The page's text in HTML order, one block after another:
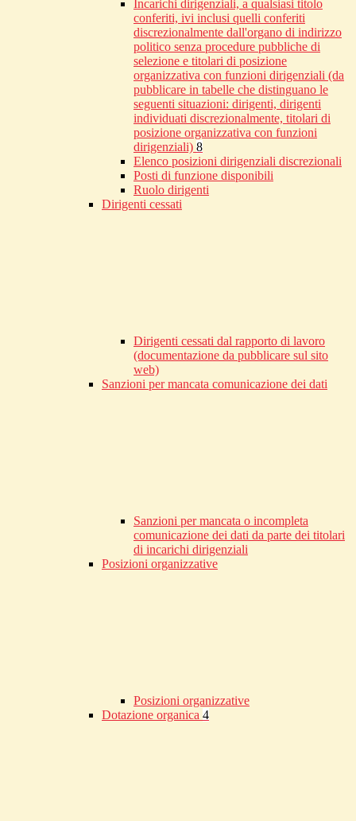
Incarichi dirigenziali, a qualsiasi titolo
conferiti, ivi inclusi quelli conferiti
discrezionalmente dall'organo di indirizzo
politico senza procedure pubbliche di
selezione e titolari di posizione
organizzativa con funzioni dirigenziali (da
pubblicare in tabelle che distinguano le
seguenti situazioni: dirigenti, dirigenti
individuati discrezionalmente, titolari di
posizione organizzativa con funzioni
dirigenziali) 8
Elenco posizioni dirigenziali discrezionali
Posti di funzione disponibili
Ruolo dirigenti
Dirigenti cessati
Dirigenti cessati dal rapporto di lavoro
(documentazione da pubblicare sul sito
web)
Sanzioni per mancata comunicazione dei dati
Sanzioni per mancata o incompleta
comunicazione dei dati da parte dei titolari
di incarichi dirigenziali
Posizioni organizzative
Posizioni organizzative
Dotazione organica 4